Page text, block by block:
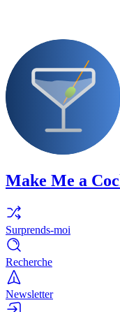
Make Me a
Surprends-moi
Recherche
Newsletter